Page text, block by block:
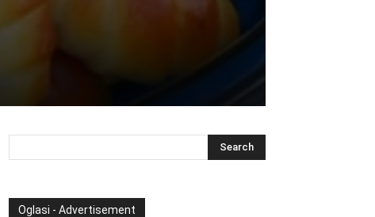
Oglasi - Advertisement